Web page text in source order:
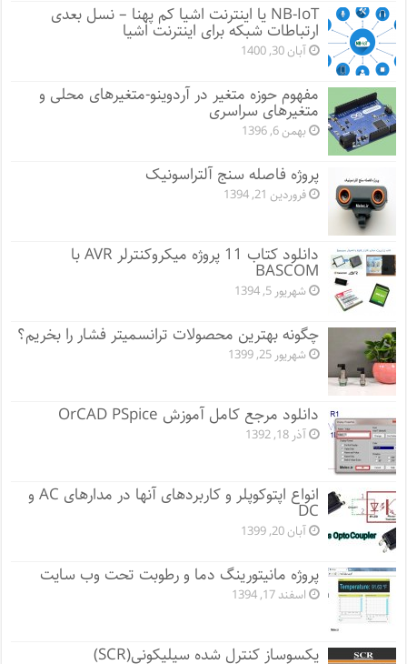
NB-IoT یا اینترنت اشیا کم پهنا – نسل بعدی
ارتباطات شبکه برای اینترنت اشیا
آبان 30, 1400
مفهوم حوزه متغیر در آردوینو-متغیرهای محلی و
متغیرهای سراسری
بهمن 6, 1396
پروژه فاصله سنج آلتراسونیک
فروردین 21, 1394
دانلود کتاب 11 پروژه میکروکنترلر AVR با
BASCOM
شهریور 5, 1394
چگونه بهترین محصولات ترانسمیتر فشار را بخریم؟
شهریور 25, 1399
دانلود مرجع کامل آموزش OrCAD PSpice
آذر 18, 1392
انواع اپتوکوپلر و کاربردهای آنها در مدارهای AC و
DC
آبان 20, 1399
پروژه مانيتورينگ دما و رطوبت تحت وب سایت
اسفند 17, 1394
یکسوساز کنترل شده سیلیکونی(SCR)